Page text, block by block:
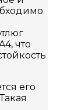
что
его